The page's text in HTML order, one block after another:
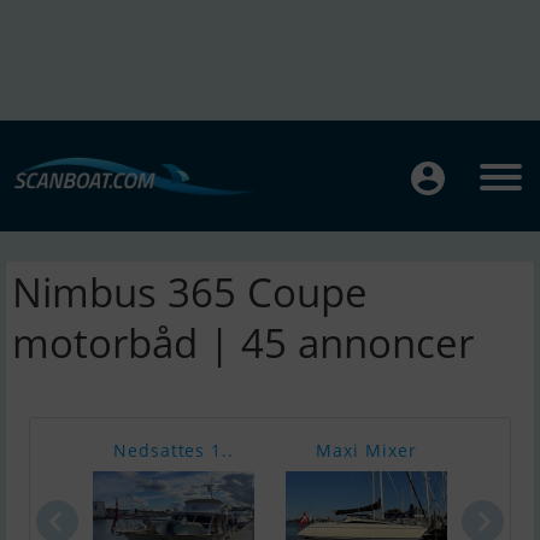
Nimbus 365 Coupe
motorbåd | 45 annoncer
Nedsattes 1.. Maxi Mixer